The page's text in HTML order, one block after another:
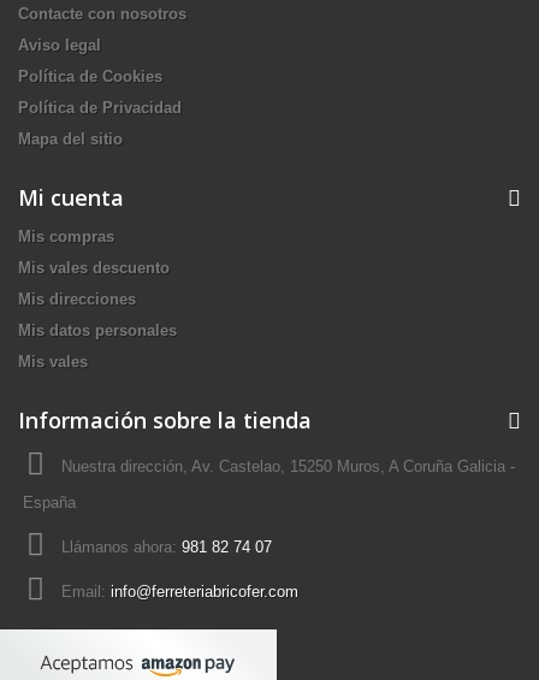
Contacte con nosotros
Aviso legal
Política de Cookies
Política de Privacidad
Mapa del sitio
Mi cuenta
Mis compras
Mis vales descuento
Mis direcciones
Mis datos personales
Mis vales
Información sobre la tienda
Nuestra dirección, Av. Castelao, 15250 Muros, A Coruña Galicia -
España
Llámanos ahora: 981 82 74 07
Email: info@ferreteriabricofer.com